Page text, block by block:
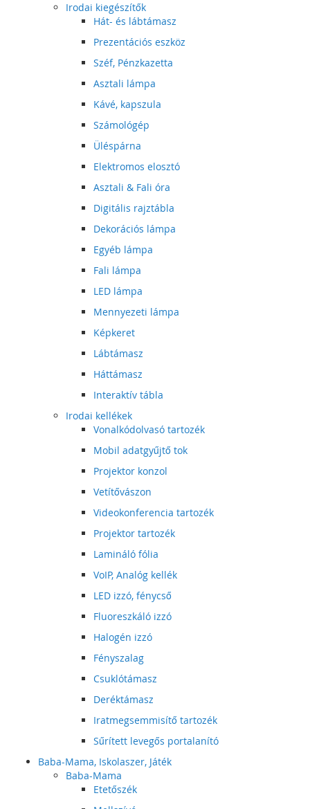
Irodai kiegészítők
Hát- és lábtámasz
Prezentációs eszköz
Széf, Pénzkazetta
Asztali lámpa
Kávé, kapszula
Számológép
Üléspárna
Elektromos elosztó
Asztali & Fali óra
Digitális rajztábla
Dekorációs lámpa
Egyéb lámpa
Fali lámpa
LED lámpa
Mennyezeti lámpa
Képkeret
Lábtámasz
Háttámasz
Interaktív tábla
Irodai kellékek
Vonalkódolvasó tartozék
Mobil adatgyűjtő tok
Projektor konzol
Vetítővászon
Videokonferencia tartozék
Projektor tartozék
Lamináló fólia
VoIP, Analóg kellék
LED izzó, fénycső
Fluoreszkáló izzó
Halogén izzó
Fényszalag
Csuklótámasz
Deréktámasz
Iratmegsemmisítő tartozék
Sűrített levegős portalanító
Baba-Mama, Iskolaszer, Játék
Baba-Mama
Etetőszék